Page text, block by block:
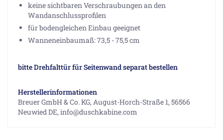
keine sichtbaren Verschraubungen an den
Wandanschlussprofilen
für bodengleichen Einbau geeignet
Wanneneinbaumaß: 73,5 - 75,5 cm
bitte Drehfalttür für Seitenwand separat bestellen
Herstellerinformationen
Breuer GmbH & Co. KG, August-Horch-Straße 1, 56566
Neuwied DE, info@duschkabine.com